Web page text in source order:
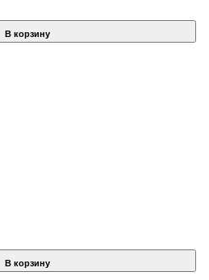
В корзину
В корзину